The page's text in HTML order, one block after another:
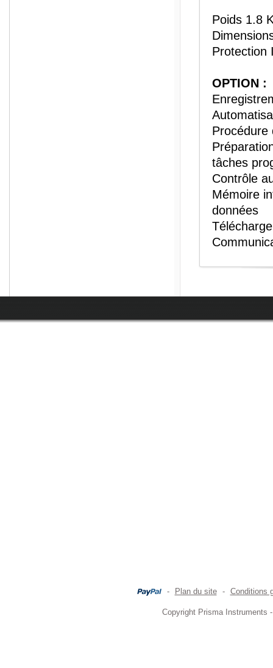
Poids 1.8
Protection
OPTION :
Procédure
tâches
Contrôle
Mémoire
données
- Plan du site - Conditions
Copyright Prisma Instruments